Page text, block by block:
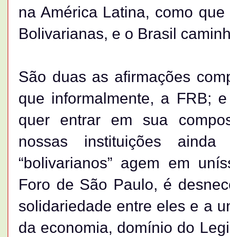
na Amé­rica Latina, como
Bolivarianas, e o Brasil
São duas as afirmações
que informalmente, a FRB;
quer entrar em sua
nossas instituições
“bolivarianos” agem em
Foro de São Paulo, é
solidariedade entre eles e a
da economia, domínio do